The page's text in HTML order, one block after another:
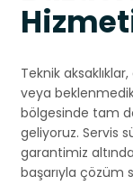
Teknik
veya
bölgesinde tam
geliyoruz. Servis
garantimiz
başarıyla çözüm